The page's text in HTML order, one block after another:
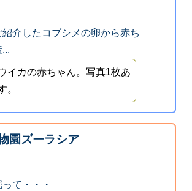
紹介したコブシメの卵から赤ち
イカの赤ちゃん。写真1枚あ
。
園ズーラシア
て・・・